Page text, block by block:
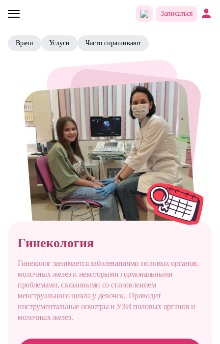
Записаться
Врачи Услуги Часто спрашивают
Гинекология
Гинеколог занимается заболеваниями половых органов,
молочных желез и некоторыми гормональными
проблемами, связанными со становлением
менструального цикла у девочек. Проводит
инструментальные осмотры и УЗИ половых органов и
молочных желез.